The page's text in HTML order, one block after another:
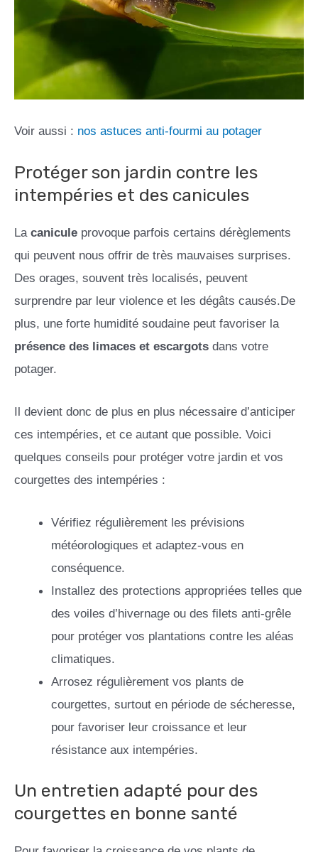
Voir aussi : nos astuces anti-fourmi au potager
Protéger son jardin contre les
intempéries et des canicules
La canicule provoque parfois certains dérèglements
qui peuvent nous offrir de très mauvaises surprises.
Des orages, souvent très localisés, peuvent
surprendre par leur violence et les dégâts causés.De
plus, une forte humidité soudaine peut favoriser la
présence des limaces et escargots dans votre
potager.
Il devient donc de plus en plus nécessaire d’anticiper
ces intempéries, et ce autant que possible. Voici
quelques conseils pour protéger votre jardin et vos
courgettes des intempéries :
Vérifiez régulièrement les prévisions
météorologiques et adaptez-vous en
conséquence.
Installez des protections appropriées telles que
des voiles d’hivernage ou des filets anti-grêle
pour protéger vos plantations contre les aléas
climatiques.
Arrosez régulièrement vos plants de
courgettes, surtout en période de sécheresse,
pour favoriser leur croissance et leur
résistance aux intempéries.
Un entretien adapté pour des
courgettes en bonne santé